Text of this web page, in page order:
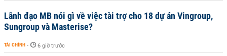
Lãnh đạo MB nói gì về việc tài trợ cho 18 dự án Vingroup,
Sungroup và Masterise?
TÀI CHÍNH - 6 giờ trước